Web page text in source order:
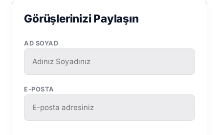
Görüşlerinizi Paylaşın
AD SOYAD
E-POSTA